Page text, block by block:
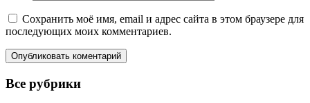
Сохранить моё имя, email и адрес сайта в этом браузере для
последующих моих комментариев.
Все рубрики